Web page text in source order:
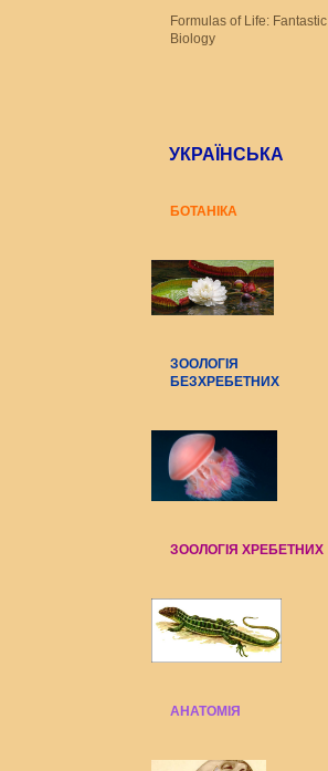
Formulas of Life: Fantastic
Biology
УКРАЇНСЬКА
БОТАНІКА
ЗООЛОГІЯ
БЕЗХРЕБЕТНИХ
ЗООЛОГІЯ ХРЕБЕТНИХ
АНАТОМІЯ